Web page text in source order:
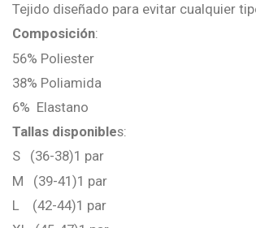
Tejido diseñado para evitar cualquier
Composición:
56% Poliester
38% Poliamida
6% Elastano
Tallas disponibles:
S (36-38)1 par
M (39-41)1 par
L (42-44)1 par